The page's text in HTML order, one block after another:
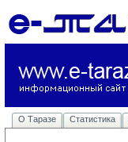
О Таразе Статистика